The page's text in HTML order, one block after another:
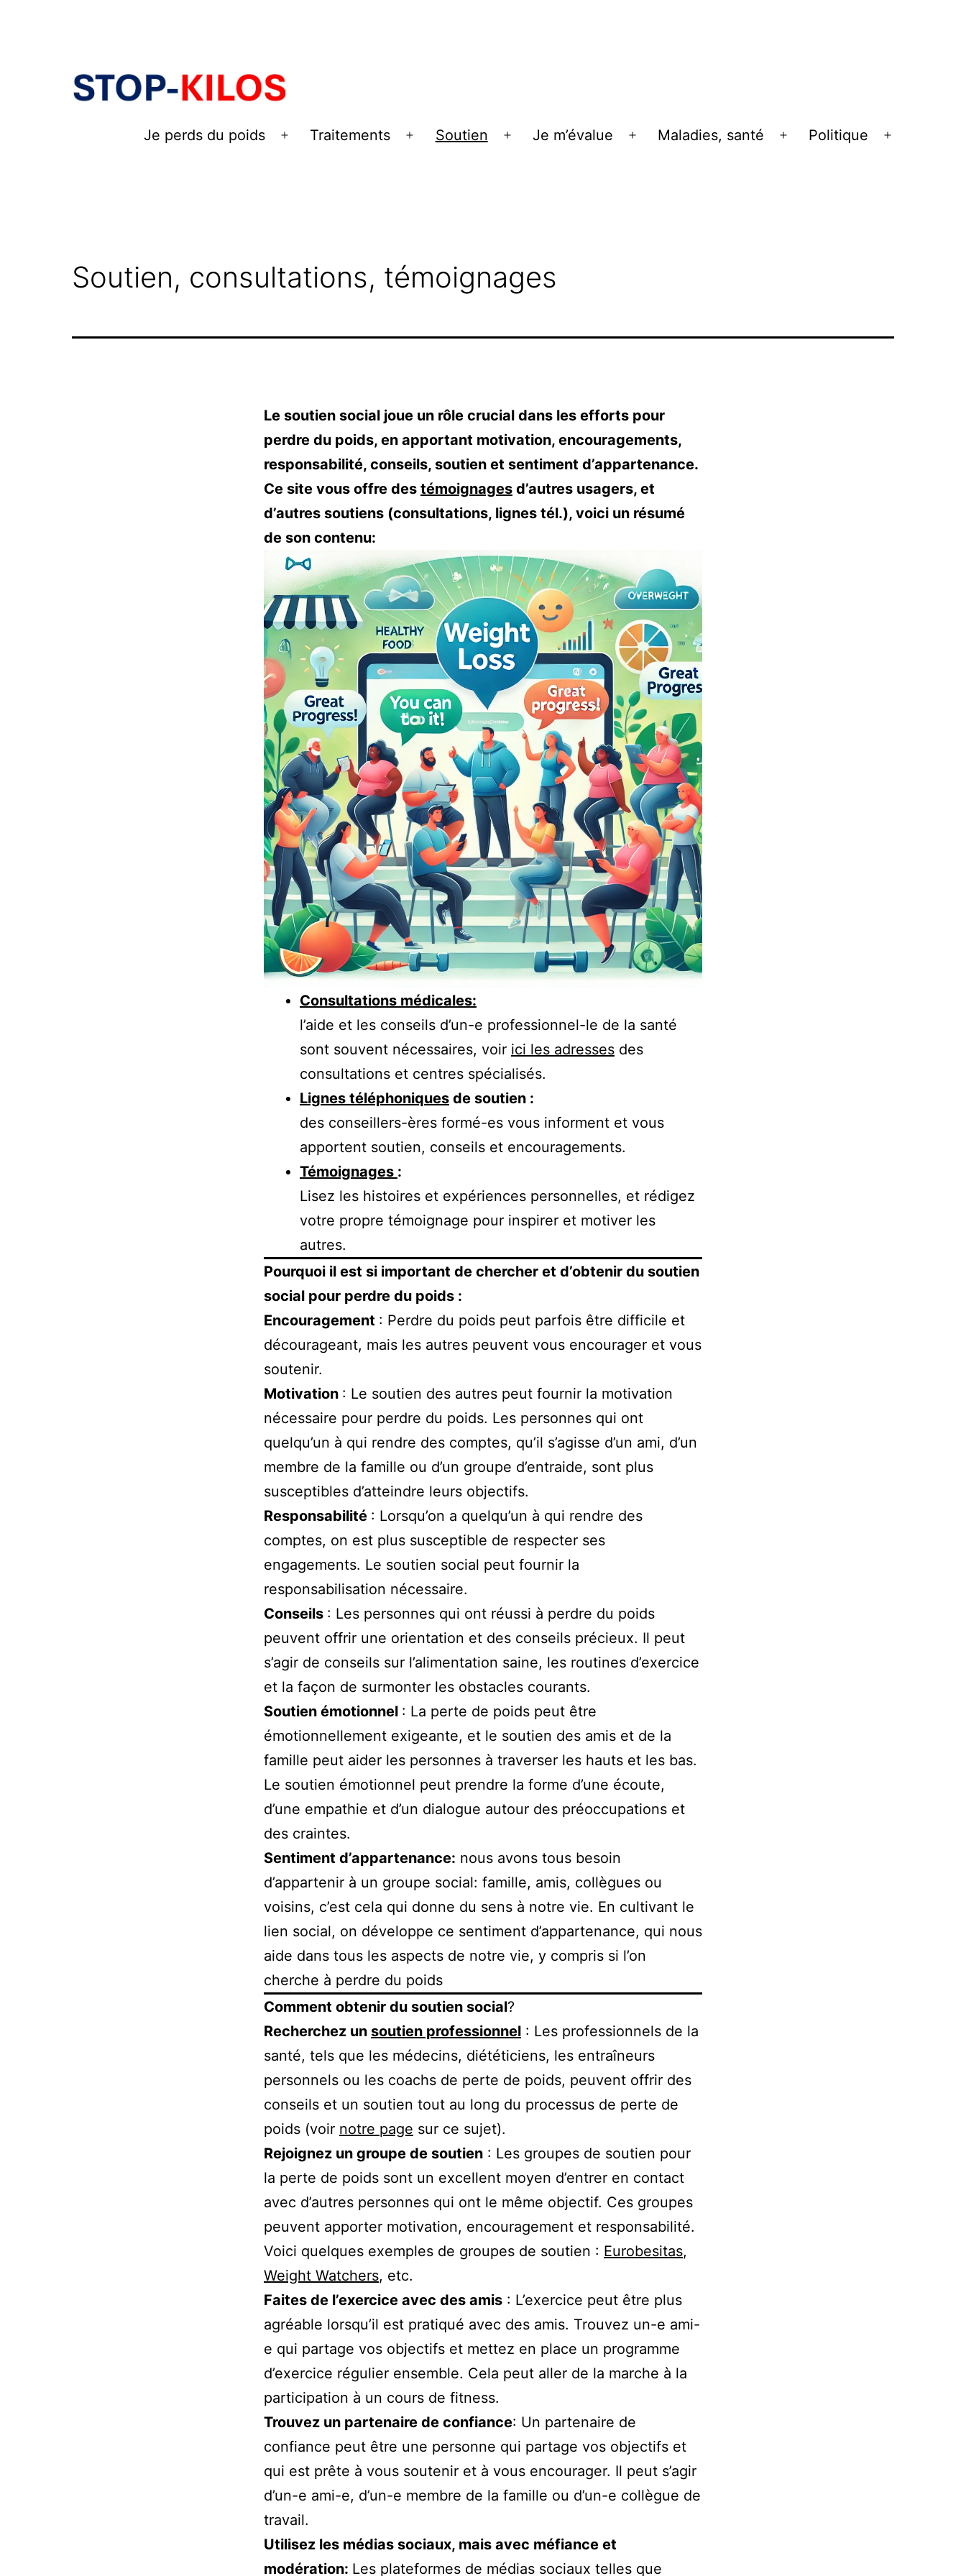
Je perds du poids
Ouvrir
Traitements
Ouvrir
Soutien
Ouvrir
Je m’évalue
Ouvrir
Maladies, santé
Ouvrir
Politique
Soutien, consultations, témoignages
Le soutien social joue un rôle crucial dans les efforts pour
perdre du poids, en apportant motivation, encouragements,
responsabilité, conseils, soutien et sentiment d’appartenance.
Ce site vous offre des témoignages d’autres usagers, et
d’autres soutiens (consultations, lignes tél.), voici un résumé
de son contenu:
Consultations médicales:
l’aide et les conseils d’un-e professionnel-le de la santé
sont souvent nécessaires, voir ici les adresses des
consultations et centres spécialisés.
Lignes téléphoniques de soutien :
des conseillers-ères formé-es vous informent et vous
apportent soutien, conseils et encouragements.
Témoignages :
Lisez les histoires et expériences personnelles, et rédigez
votre propre témoignage pour inspirer et motiver les
autres.
Pourquoi il est si important de chercher et d’obtenir du soutien
social pour perdre du poids :
Encouragement : Perdre du poids peut parfois être difficile et
décourageant, mais les autres peuvent vous encourager et vous
soutenir.
Motivation : Le soutien des autres peut fournir la motivation
nécessaire pour perdre du poids. Les personnes qui ont
quelqu’un à qui rendre des comptes, qu’il s’agisse d’un ami, d’un
membre de la famille ou d’un groupe d’entraide, sont plus
susceptibles d’atteindre leurs objectifs.
Responsabilité : Lorsqu’on a quelqu’un à qui rendre des
comptes, on est plus susceptible de respecter ses
engagements. Le soutien social peut fournir la
responsabilisation nécessaire.
Conseils : Les personnes qui ont réussi à perdre du poids
peuvent offrir une orientation et des conseils précieux. Il peut
s’agir de conseils sur l’alimentation saine, les routines d’exercice
et la façon de surmonter les obstacles courants.
Soutien émotionnel : La perte de poids peut être
émotionnellement exigeante, et le soutien des amis et de la
famille peut aider les personnes à traverser les hauts et les bas.
Le soutien émotionnel peut prendre la forme d’une écoute,
d’une empathie et d’un dialogue autour des préoccupations et
des craintes.
Sentiment d’appartenance: nous avons tous besoin
d’appartenir à un groupe social: famille, amis, collègues ou
voisins, c’est cela qui donne du sens à notre vie. En cultivant le
lien social, on développe ce sentiment d’appartenance, qui nous
aide dans tous les aspects de notre vie, y compris si l’on
cherche à perdre du poids
Comment obtenir du soutien social?
Recherchez un soutien professionnel : Les professionnels de la
santé, tels que les médecins, diététiciens, les entraîneurs
personnels ou les coachs de perte de poids, peuvent offrir des
conseils et un soutien tout au long du processus de perte de
poids (voir notre page sur ce sujet).
Rejoignez un groupe de soutien : Les groupes de soutien pour
la perte de poids sont un excellent moyen d’entrer en contact
avec d’autres personnes qui ont le même objectif. Ces groupes
peuvent apporter motivation, encouragement et responsabilité.
Voici quelques exemples de groupes de soutien : Eurobesitas,
Weight Watchers, etc.
Faites de l’exercice avec des amis : L’exercice peut être plus
agréable lorsqu’il est pratiqué avec des amis. Trouvez un-e ami-
e qui partage vos objectifs et mettez en place un programme
d’exercice régulier ensemble. Cela peut aller de la marche à la
participation à un cours de fitness.
Trouvez un partenaire de confiance: Un partenaire de
confiance peut être une personne qui partage vos objectifs et
qui est prête à vous soutenir et à vous encourager. Il peut s’agir
d’un-e ami-e, d’un-e membre de la famille ou d’un-e collègue de
travail.
Utilisez les médias sociaux, mais avec méfiance et
modération: Les plateformes de médias sociaux telles que